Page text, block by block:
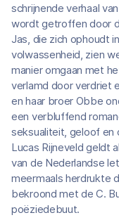
schrijnende verhaal
wordt getroffen door
Jas, die zich ophoudt
volwassenheid, zien
manier omgaan met
verlamd door verdriet
en haar broer Obbe
een verbluffend
seksualiteit, geloof en
Lucas Rijneveld geldt
van de Nederlandse
meermaals herdrukte
bekroond met de C.
poëziedebuut.